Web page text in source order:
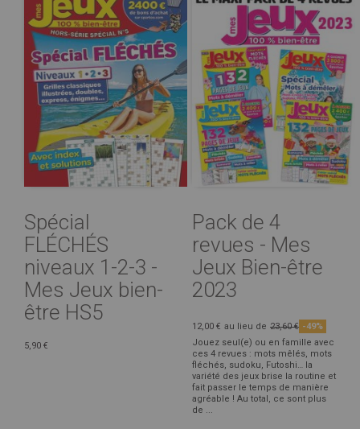
Spécial
FLÉCHÉS
niveaux 1-2-3 -
Mes Jeux bien-
être HS5
5,90 €
Pack de 4
revues - Mes
Jeux Bien-être
2023
12,00 € au lieu de 23,60 € -49%
Jouez seul(e) ou en famille avec
ces 4 revues : mots mêlés, mots
fléchés, sudoku, Futoshi… la
variété des jeux brise la routine et
fait passer le temps de manière
agréable ! Au total, ce sont plus
de ...